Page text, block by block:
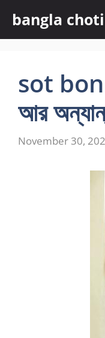
content
bangla
sot bon
আর
November 30,